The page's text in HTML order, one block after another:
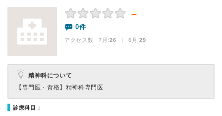
－
0件
アクセス数 7月:26 | 6月:29
精神科について
【専門医・資格】 精神科専門医
診療科目：